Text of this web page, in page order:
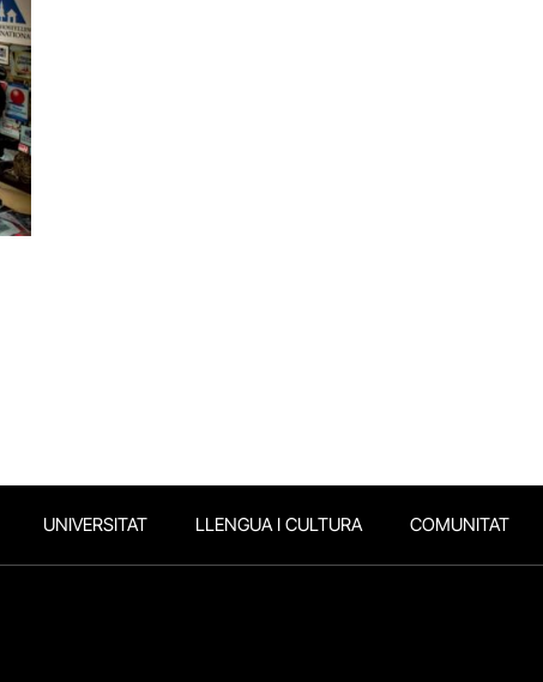
UNIVERSITAT LLENGUA I CULTURA COMUNITAT